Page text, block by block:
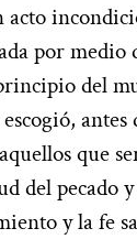
acto
por medio
del
que
del pecado
y la fe